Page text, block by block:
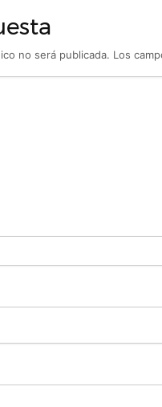
no será publicada. Los